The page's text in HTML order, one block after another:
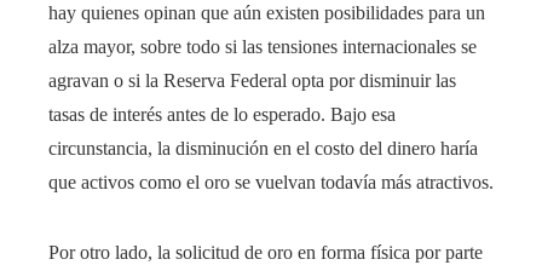
hay quienes opinan que aún existen posibilidades para un
alza mayor, sobre todo si las tensiones internacionales se
agravan o si la Reserva Federal opta por disminuir las
tasas de interés antes de lo esperado. Bajo esa
circunstancia, la disminución en el costo del dinero haría
que activos como el oro se vuelvan todavía más atractivos.
Por otro lado, la solicitud de oro en forma física por parte